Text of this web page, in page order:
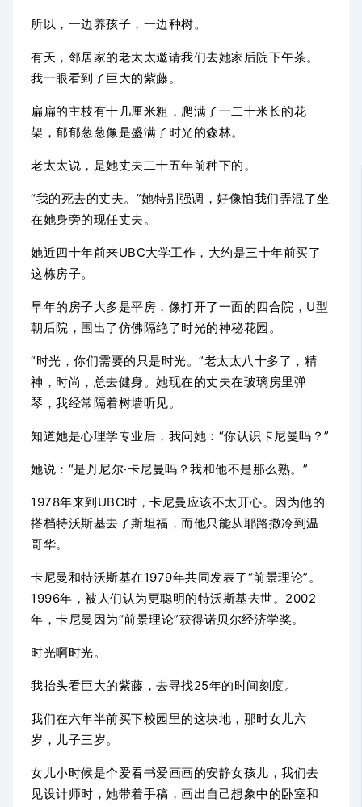
所以，一边养孩子，一边种树。
有天，邻居家的老太太邀请我们去她家后院下午茶。
我一眼看到了巨大的紫藤。
扁扁的主枝有十几厘米粗，爬满了一二十米长的花
架，郁郁葱葱像是盛满了时光的森林。
老太太说，是她丈夫二十五年前种下的。
“我的死去的丈夫。”她特别强调，好像怕我们弄混了坐
在她身旁的现任丈夫。
她近四十年前来UBC大学工作，大约是三十年前买了
这栋房子。
早年的房子大多是平房，像打开了一面的四合院，U型
朝后院，围出了仿佛隔绝了时光的神秘花园。
“时光，你们需要的只是时光。”老太太八十多了，精
神，时尚，总去健身。她现在的丈夫在玻璃房里弹
琴，我经常隔着树墙听见。
知道她是心理学专业后，我问她：“你认识卡尼曼吗？”
她说：“是丹尼尔·卡尼曼吗？我和他不是那么熟。”
1978年来到UBC时，卡尼曼应该不太开心。因为他的
搭档特沃斯基去了斯坦福，而他只能从耶路撒冷到温
哥华。
卡尼曼和特沃斯基在1979年共同发表了“前景理论”。
1996年，被人们认为更聪明的特沃斯基去世。2002
年，卡尼曼因为“前景理论”获得诺贝尔经济学奖。
时光啊时光。
我抬头看巨大的紫藤，去寻找25年的时间刻度。
我们在六年半前买下校园里的这块地，那时女儿六
岁，儿子三岁。
女儿小时候是个爱看书爱画画的安静女孩儿，我们去
见设计师时，她带着手稿，画出自己想象中的卧室和